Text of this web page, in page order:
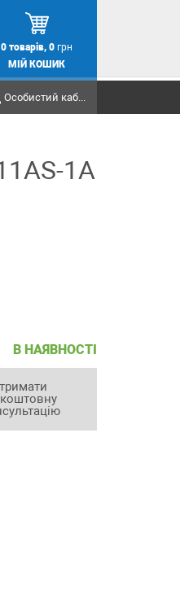
0 товарів, 0 грн
МІЙ КОШИК
Особистий кабінет
1A
В НАЯВНОСТІ